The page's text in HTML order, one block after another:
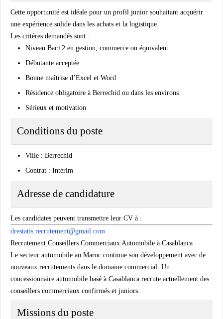
Cette opportunité est idéale pour un profil junior souhaitant acquérir
une expérience solide dans les achats et la logistique.
Les critères demandés sont :
Niveau Bac+2 en gestion, commerce ou équivalent
Débutante acceptée
Bonne maîtrise d’Excel et Word
Résidence obligatoire à Berrechid ou dans les environs
Sérieux et motivation
Conditions du poste
Ville : Berrechid
Contrat : Intérim
Adresse de candidature
Les candidates peuvent transmettre leur CV à :
drestatis.recrutement@gmail.com
Recrutement Conseillers Commerciaux Automobile à Casablanca
Le secteur automobile au Maroc continue son développement avec de
nouveaux recrutements dans le domaine commercial. Un
concessionnaire automobile basé à Casablanca recrute actuellement des
conseillers commerciaux confirmés et juniors.
Missions du poste